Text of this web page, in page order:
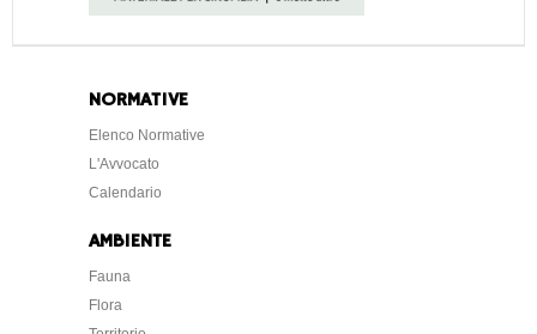
NORMATIVE
Elenco Normative
L'Avvocato
Calendario
AMBIENTE
Fauna
Flora